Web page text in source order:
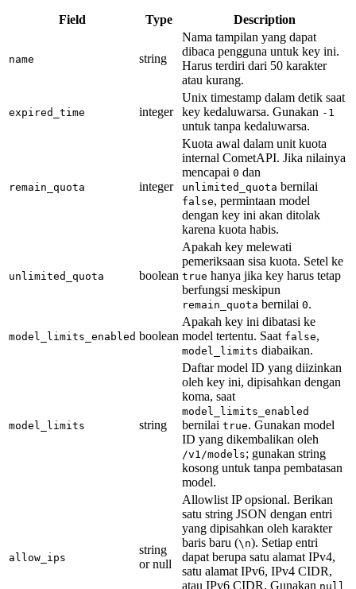
Field Type Description
name string
Nama tampilan yang dapat
dibaca pengguna untuk key ini.
Harus terdiri dari 50 karakter
atau kurang.
expired_time integer
Unix timestamp dalam detik saat
key kedaluwarsa. Gunakan -1
untuk tanpa kedaluwarsa.
remain_quota integer
Kuota awal dalam unit kuota
internal CometAPI. Jika nilainya
mencapai 0 dan
unlimited_quota bernilai
false, permintaan model
dengan key ini akan ditolak
karena kuota habis.
unlimited_quota boolean
Apakah key melewati
pemeriksaan sisa kuota. Setel ke
true hanya jika key harus tetap
berfungsi meskipun
remain_quota bernilai 0.
model_limits_enabled boolean
Apakah key ini dibatasi ke
model tertentu. Saat false,
model_limits diabaikan.
model_limits string
Daftar model ID yang diizinkan
oleh key ini, dipisahkan dengan
koma, saat
model_limits_enabled
bernilai true. Gunakan model
ID yang dikembalikan oleh
/v1/models; gunakan string
kosong untuk tanpa pembatasan
model.
allow_ips
string
or null
Allowlist IP opsional. Berikan
satu string JSON dengan entri
yang dipisahkan oleh karakter
baris baru (\n). Setiap entri
dapat berupa satu alamat IPv4,
satu alamat IPv6, IPv4 CIDR,
atau IPv6 CIDR. Gunakan null